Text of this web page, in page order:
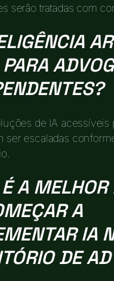
serão tratadas com
de IA acessíveis
ser escaladas
A
A
IA
DE